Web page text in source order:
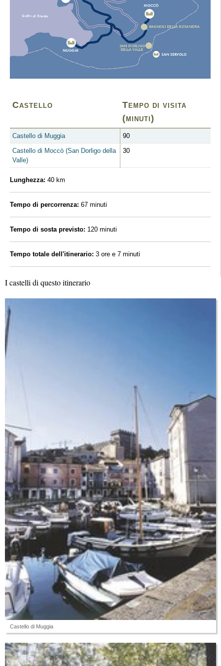
Castello
Tempo di visita
(minuti)
Castello di Muggia
90
Castello di Moccò (San Dorligo della
Valle)
30
Lunghezza: 40 km
Tempo di percorrenza: 67 minuti
Tempo di sosta previsto: 120 minuti
Tempo totale dell'itinerario: 3 ore e 7 minuti
I castelli di questo itinerario
Castello di Muggia